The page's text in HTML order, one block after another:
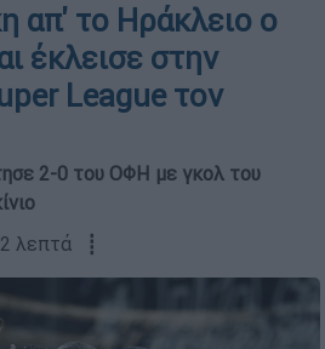
απ' το Ηράκλειο ο
έκλεισε στην
League τον
2-0 του ΟΦΗ με γκολ του
2 λεπτά ┋